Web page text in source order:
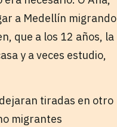
a Medellín migrando
que a los 12 años, la
y a veces estudio,
tiradas en otro
migrantes